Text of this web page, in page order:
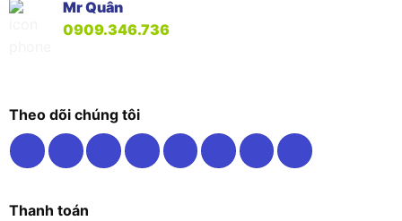
Mr Quân
0909.346.736
Theo dõi chúng tôi
Thanh toán